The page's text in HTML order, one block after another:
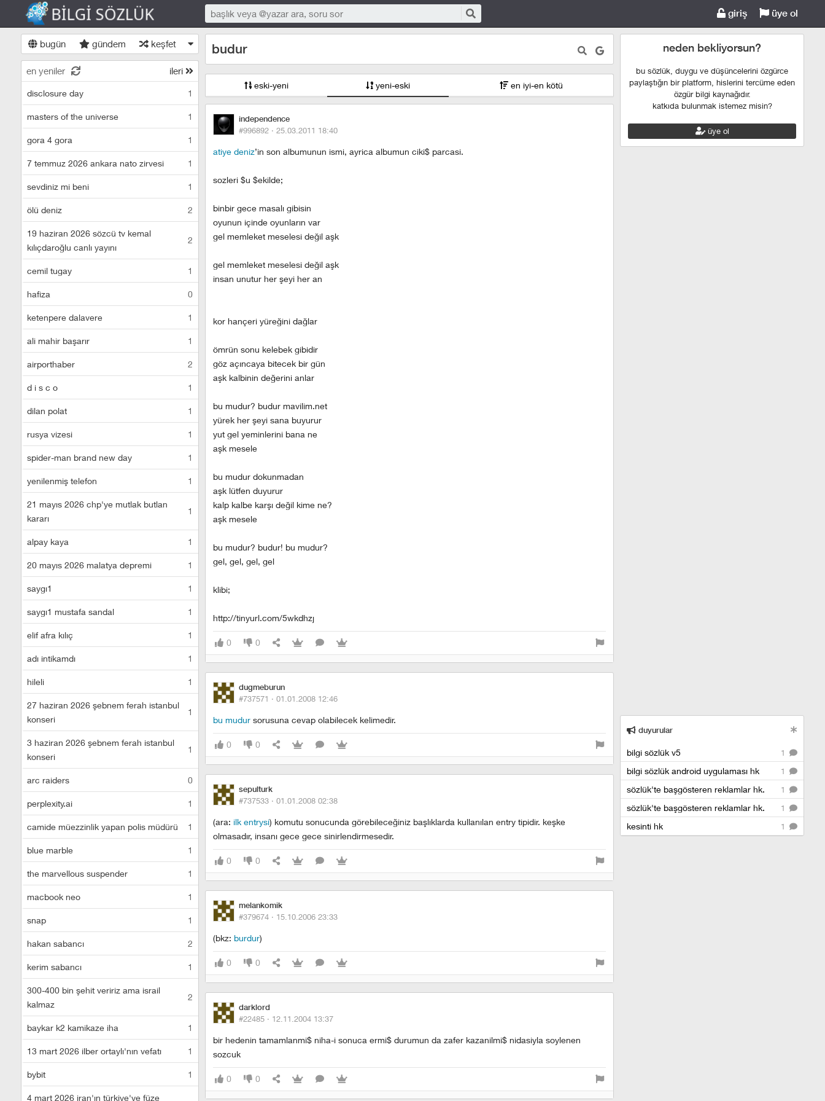
giriş üye ol
bugün gündem keşfet
en yeniler ileri
disclosure day 1
masters of the universe 1
gora 4 gora 1
7 temmuz 2026 ankara nato zirvesi 1
sevdiniz mi beni 1
ölü deniz 2
19 haziran 2026 sözcü tv kemal
kılıçdaroğlu canlı yayını
2
cemil tugay 1
hafiza 0
ketenpere dalavere 1
ali mahir başarır 1
airporthaber 2
d i s c o 1
dilan polat 1
rusya vizesi 1
spider-man brand new day 1
yenilenmiş telefon 1
21 mayıs 2026 chp'ye mutlak butlan
kararı
1
alpay kaya 1
20 mayıs 2026 malatya depremi 1
saygı1 1
saygı1 mustafa sandal 1
elif afra kılıç 1
adı intikamdı 1
hileli 1
27 haziran 2026 şebnem ferah istanbul
konseri
1
3 haziran 2026 şebnem ferah istanbul
konseri
1
arc raiders 0
perplexity.ai 1
camide müezzinlik yapan polis müdürü 1
blue marble 1
the marvellous suspender 1
macbook neo 1
snap 1
hakan sabancı 2
kerim sabancı 1
300-400 bin şehit veririz ama israil
kalmaz
2
baykar k2 kamikaze iha 1
13 mart 2026 ilber ortaylı'nın vefatı 1
bybit 1
4 mart 2026 iran'ın türkiye'ye füze
budur
eski-yeni yeni-eski en iyi-en kötü
independence
#996892 · 25.03.2011 18:40
atiye deniz’in son albumunun ismi, ayrica albumun ciki$ parcasi.
sozleri $u $ekilde;
binbir gece masalı gibisin
oyunun içinde oyunların var
gel memleket meselesi değil aşk
gel memleket meselesi değil aşk
insan unutur her şeyi her an
kor hançeri yüreğini dağlar
ömrün sonu kelebek gibidir
göz açıncaya bitecek bir gün
aşk kalbinin değerini anlar
bu mudur? budur mavilim.net
yürek her şeyi sana buyurur
yut gel yeminlerini bana ne
aşk mesele
bu mudur dokunmadan
aşk lütfen duyurur
kalp kalbe karşı değil kime ne?
aşk mesele
bu mudur? budur! bu mudur?
gel, gel, gel, gel
klibi;
http://tinyurl.com/5wkdhzj
0 0
dugmeburun
#737571 · 01.01.2008 12:46
bu mudur sorusuna cevap olabilecek kelimedir.
0 0
sepulturk
#737533 · 01.01.2008 02:38
(ara: ilk entrysi) komutu sonucunda görebileceğiniz başlıklarda kullanılan entry tipidir. keşke
olmasadır, insanı gece gece sinirlendirmesedir.
0 0
melankomik
#379674 · 15.10.2006 23:33
(bkz: burdur)
0 0
darklord
#22485 · 12.11.2004 13:37
bir hedenin tamamlanmi$ niha-i sonuca ermi$ durumun da zafer kazanilmi$ nidasiyla soylenen
sozcuk
0 0
neden bekliyorsun?
bu sözlük, duygu ve düşüncelerini özgürce
paylaştığın bir platform, hislerini tercüme eden
özgür bilgi kaynağıdır.
katkıda bulunmak istemez misin?
üye ol
duyurular
1
bilgi sözlük v5
1
bilgi sözlük android uygulaması hk
1
sözlük'te başgösteren reklamlar hk.
1
sözlük'te başgösteren reklamlar hk.
1
kesinti hk